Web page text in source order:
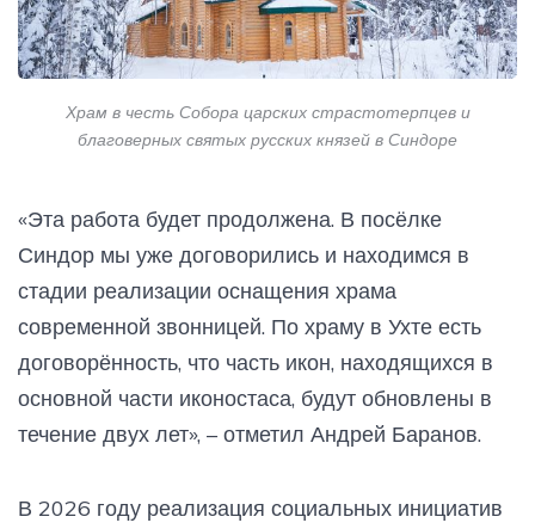
Храм в честь Собора царских страстотерпцев и
благоверных святых русских князей в Синдоре
«Эта работа будет продолжена. В посёлке
Синдор мы уже договорились и находимся в
стадии реализации оснащения храма
современной звонницей. По храму в Ухте есть
договорённость, что часть икон, находящихся в
основной части иконостаса, будут обновлены в
течение двух лет», – отметил Андрей Баранов.
В 2026 году реализация социальных инициатив